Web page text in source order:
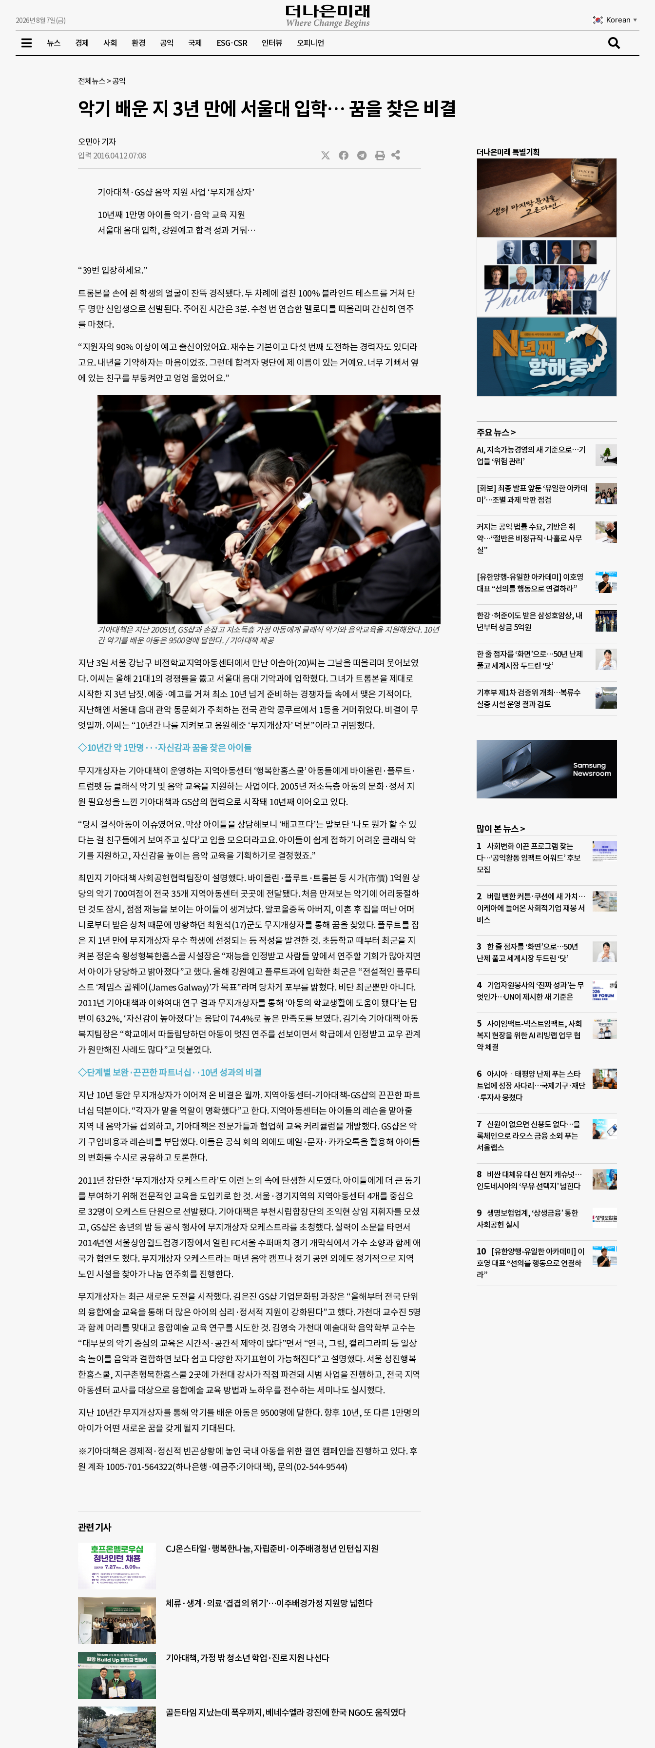
2026년 8월 7일(금) Korean ▼
뉴스 경제 사회 환경 공익 국제 ESG·CSR 인터뷰 오피니언
전체뉴스 >공익
악기 배운 지 3년 만에 서울대 입학… 꿈을 찾은 비결
오민아 기자
입력 2016.04.12.07:08
기아대책·GS샵 음악 지원 사업 ‘무지개 상자’
10년째 1만명 아이들 악기·음악 교육 지원
서울대 음대 입학, 강원예고 합격 성과 거둬…
“39번 입장하세요.”
트롬본을 손에 쥔 학생의 얼굴이 잔뜩 경직됐다. 두 차례에 걸친 100% 블라인드 테스트를 거쳐 단
두 명만 신입생으로 선발된다. 주어진 시간은 3분. 수천 번 연습한 멜로디를 떠올리며 간신히 연주
를 마쳤다.
“지원자의 90% 이상이 예고 출신이었어요. 재수는 기본이고 다섯 번째 도전하는 경력자도 있더라
고요. 내년을 기약하자는 마음이었죠. 그런데 합격자 명단에 제 이름이 있는 거예요. 너무 기뻐서 옆
에 있는 친구를 부둥켜안고 엉엉 울었어요.”
기아대책은 지난 2005년, GS샵과 손잡고 저소득층 가정 아동에게 클래식 악기와 음악교육을 지원해왔다. 10년
간 악기를 배운 아동은 9500명에 달한다. / 기아대책 제공
지난 3일 서울 강남구 비전학교지역아동센터에서 만난 이솔아(20)씨는 그날을 떠올리며 웃어보였
다. 이씨는 올해 21대1의 경쟁률을 뚫고 서울대 음대 기악과에 입학했다. 그녀가 트롬본을 제대로
시작한 지 3년 남짓. 예중·예고를 거쳐 최소 10년 넘게 준비하는 경쟁자들 속에서 맺은 기적이다.
지난해엔 서울대 음대 관악 동문회가 주최하는 전국 관악 콩쿠르에서 1등을 거머쥐었다. 비결이 무
엇일까. 이씨는 “10년간 나를 지켜보고 응원해준 ‘무지개상자’ 덕분”이라고 귀띔했다.
◇10년간 약 1만명···자신감과 꿈을 찾은 아이들
무지개상자는 기아대책이 운영하는 지역아동센터 ‘행복한홈스쿨’ 아동들에게 바이올린·플루트·
트럼펫 등 클래식 악기 및 음악 교육을 지원하는 사업이다. 2005년 저소득층 아동의 문화·정서 지
원 필요성을 느낀 기아대책과 GS샵의 협력으로 시작돼 10년째 이어오고 있다.
“당시 결식아동이 이슈였어요. 막상 아이들을 상담해보니 ‘배고프다’는 말보단 ‘나도 뭔가 할 수 있
다는 걸 친구들에게 보여주고 싶다’고 입을 모으더라고요. 아이들이 쉽게 접하기 어려운 클래식 악
기를 지원하고, 자신감을 높이는 음악 교육을 기획하기로 결정했죠.”
최민지 기아대책 사회공헌협력팀장이 설명했다. 바이올린·플루트·트롬본 등 시가(市價) 1억원 상
당의 악기 700여점이 전국 35개 지역아동센터 곳곳에 전달됐다. 처음 만져보는 악기에 어리둥절하
던 것도 잠시, 점점 재능을 보이는 아이들이 생겨났다. 알코올중독 아버지, 이혼 후 집을 떠난 어머
니로부터 받은 상처 때문에 방황하던 최원석(17)군도 무지개상자를 통해 꿈을 찾았다. 플루트를 잡
은 지 1년 만에 무지개상자 우수 학생에 선정되는 등 적성을 발견한 것. 초등학교 때부터 최군을 지
켜본 정운숙 횡성행복한홈스쿨 시설장은 “재능을 인정받고 사람들 앞에서 연주할 기회가 많아지면
서 아이가 당당하고 밝아졌다”고 했다. 올해 강원예고 플루트과에 입학한 최군은 “전설적인 플루티
스트 ‘제임스 골웨이(James Galway)’가 목표”라며 당차게 포부를 밝혔다. 비단 최군뿐만 아니다.
2011년 기아대책과 이화여대 연구 결과 무지개상자를 통해 ‘아동의 학교생활에 도움이 됐다’는 답
변이 63.2%, ‘자신감이 높아졌다’는 응답이 74.4%로 높은 만족도를 보였다. 김기숙 기아대책 아동
복지팀장은 “학교에서 따돌림당하던 아동이 멋진 연주를 선보이면서 학급에서 인정받고 교우 관계
가 원만해진 사례도 많다”고 덧붙였다.
◇단계별 보완·끈끈한 파트너십··10년 성과의 비결
지난 10년 동안 무지개상자가 이어져 온 비결은 뭘까. 지역아동센터-기아대책-GS샵의 끈끈한 파트
너십 덕분이다. “각자가 맡을 역할이 명확했다”고 한다. 지역아동센터는 아이들의 레슨을 맡아줄
지역 내 음악가를 섭외하고, 기아대책은 전문가들과 협업해 교육 커리큘럼을 개발했다. GS샵은 악
기 구입비용과 레슨비를 부담했다. 이들은 공식 회의 외에도 메일·문자·카카오톡을 활용해 아이들
의 변화를 수시로 공유하고 토론한다.
2011년 창단한 ‘무지개상자 오케스트라’도 이런 논의 속에 탄생한 시도였다. 아이들에게 더 큰 동기
를 부여하기 위해 전문적인 교육을 도입키로 한 것. 서울·경기지역의 지역아동센터 4개를 중심으
로 32명이 오케스트 단원으로 선발됐다. 기아대책은 부천시립합창단의 조익현 상임 지휘자를 모셨
고, GS샵은 송년의 밤 등 공식 행사에 무지개상자 오케스트라를 초청했다. 실력이 소문을 타면서
2014년엔 서울상암월드컵경기장에서 열린 FC서울 수퍼매치 경기 개막식에서 가수 소향과 함께 애
국가 협연도 했다. 무지개상자 오케스트라는 매년 음악 캠프나 정기 공연 외에도 정기적으로 지역
노인 시설을 찾아가 나눔 연주회를 진행한다.
무지개상자는 최근 새로운 도전을 시작했다. 김은진 GS샵 기업문화팀 과장은 “올해부터 전국 단위
의 융합예술 교육을 통해 더 많은 아이의 심리·정서적 지원이 강화된다”고 했다. 가천대 교수진 5명
과 함께 머리를 맞대고 융합예술 교육 연구를 시도한 것. 김영숙 가천대 예술대학 음악학부 교수는
“대부분의 악기 중심의 교육은 시간적·공간적 제약이 많다”면서 “연극, 그림, 캘리그라피 등 일상
속 놀이를 음악과 결합하면 보다 쉽고 다양한 자기표현이 가능해진다”고 설명했다. 서울 성진행복
한홈스쿨, 지구촌행복한홈스쿨 2곳에 가천대 강사가 직접 파견돼 시범 사업을 진행하고, 전국 지역
아동센터 교사를 대상으로 융합예술 교육 방법과 노하우를 전수하는 세미나도 실시했다.
지난 10년간 무지개상자를 통해 악기를 배운 아동은 9500명에 달한다. 향후 10년, 또 다른 1만명의
아이가 어떤 새로운 꿈을 갖게 될지 기대된다.
※기아대책은 경제적·정신적 빈곤상황에 놓인 국내 아동을 위한 결연 캠페인을 진행하고 있다. 후
원 계좌 1005-701-564322(하나은행·예금주:기아대책), 문의(02-544-9544)
관련 기사
CJ온스타일·행복한나눔, 자립준비·이주배경청년 인턴십 지원
체류·생계·의료 ‘겹겹의 위기’…이주배경가정 지원망 넓힌다
기아대책, 가정 밖 청소년 학업·진로 지원 나선다
골든타임 지났는데 폭우까지, 베네수엘라 강진에 한국 NGO도 움직였다
더나은미래 특별기획
주요 뉴스 >
AI, 지속가능경영의 새 기준으로…기
업들 ‘위험 관리’
[화보] 최종 발표 앞둔 ‘유일한 아카데
미’…조별 과제 막판 점검
커지는 공익 법률 수요, 기반은 취
약…“절반은 비정규직·나홀로 사무
실”
[유한양행-유일한 아카데미] 이호영
대표 “선의를 행동으로 연결하라”
한강·허준이도 받은 삼성호암상, 내
년부터 상금 5억원
한 줄 점자를 ‘화면’으로…50년 난제
풀고 세계시장 두드린 ‘닷’
기후부 제1차 검증위 개최…복류수
실증 시설 운영 결과 검토
많이 본 뉴스 >
사회변화 이끈 프로그램 찾는
다…‘공익활동 임팩트 어워드’ 후보
모집
버릴 뻔한 커튼·쿠션에 새 가치…
이케아에 들어온 사회적기업 재봉 서
비스
한 줄 점자를 ‘화면’으로…50년
난제 풀고 세계시장 두드린 ‘닷’
기업자원봉사의 ‘진짜 성과’는 무
엇인가…UN이 제시한 새 기준은
사이임팩트-넥스트임팩트, 사회
복지 현장을 위한 AI 리빙랩 업무 협
약 체결
아시아ㆍ태평양 난제 푸는 스타
트업에 성장 사다리…국제기구·재단
·투자사 뭉쳤다
신원이 없으면 신용도 없다…블
록체인으로 라오스 금융 소외 푸는
서울랩스
비싼 대체유 대신 현지 캐슈넛…
인도네시아의 ‘우유 선택지’ 넓힌다
생명보험업계, ‘상생금융’ 통한
사회공헌 실시
[유한양행-유일한 아카데미] 이
호영 대표 “선의를 행동으로 연결하
라”